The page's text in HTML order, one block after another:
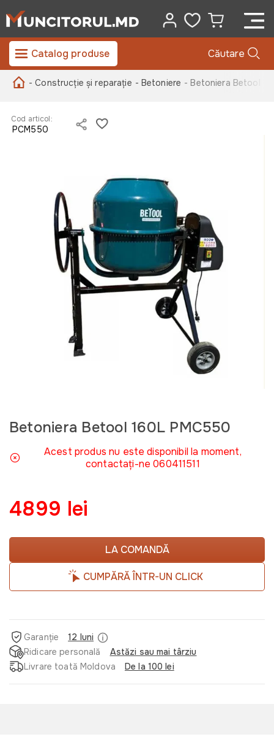
Catalog produse Căutare
- Construcție și reparație - Betoniere - Betoniera Betool
Cod articol:
PCM550
Betoniera Betool 160L PMC550
Acest produs nu este disponibil la moment,
contactați-ne 060411511
4899 lei
LA COMANDĂ
CUMPĂRĂ ÎNTR-UN CLICK
Garanție
12 luni
Ridicare personală
Astăzi sau mai târziu
Livrare toată Moldova
De la 100 lei